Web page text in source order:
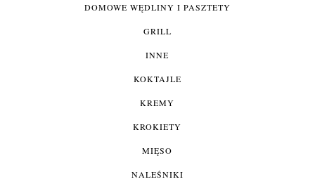
DOMOWE WĘDLINY I PASZTETY
GRILL
INNE
KOKTAJLE
KREMY
KROKIETY
MIĘSO
NALEŚNIKI